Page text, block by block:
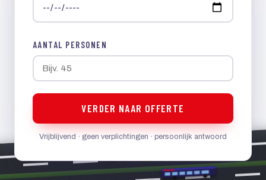
AANTAL PERSONEN
VERDER NAAR OFFERTE
Vrijblijvend · geen verplichtingen · persoonlijk antwoord